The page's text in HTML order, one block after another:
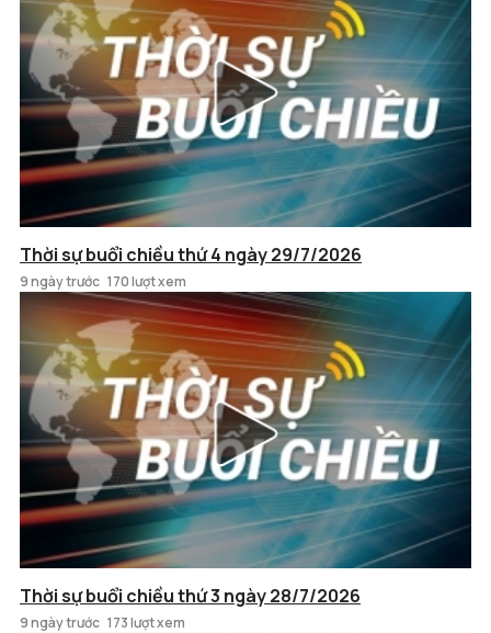
Thời sự buổi chiều thứ 4 ngày 29/7/2026
9 ngày trước 170 lượt xem
Thời sự buổi chiều thứ 3 ngày 28/7/2026
9 ngày trước 173 lượt xem